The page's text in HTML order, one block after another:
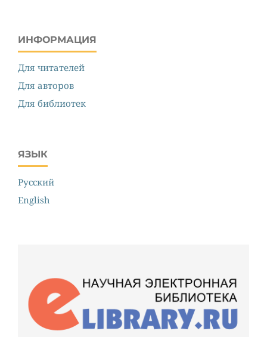
ИНФОРМАЦИЯ
Для читателей
Для авторов
Для библиотек
ЯЗЫК
Русский
English